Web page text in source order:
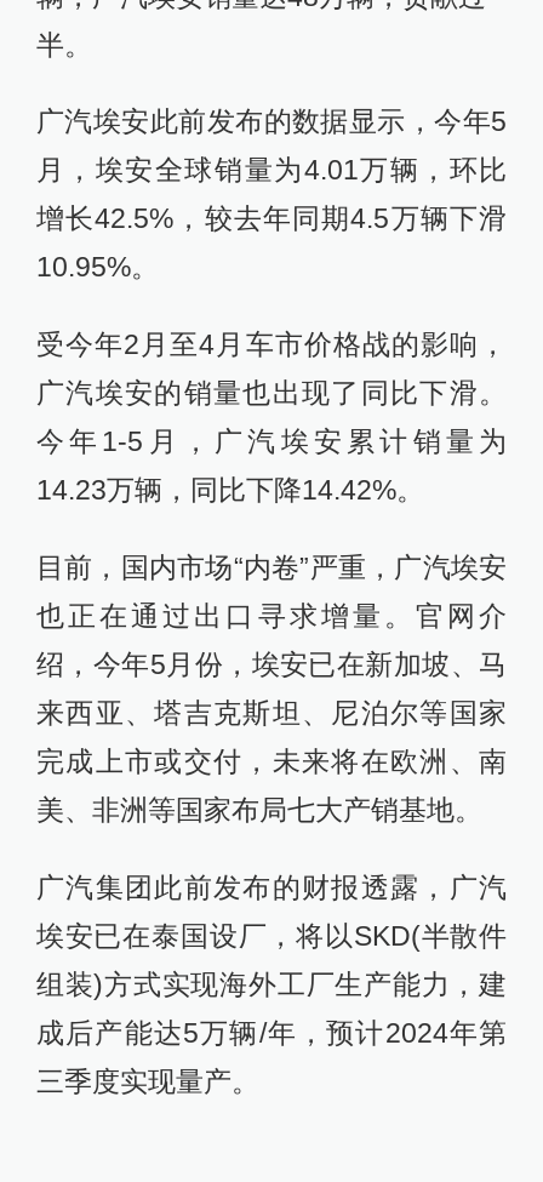
半。
广汽埃安此前发布的数据显示，今年5
月，埃安全球销量为4.01万辆，环比
增长42.5%，较去年同期4.5万辆下滑
10.95%。
受今年2月至4月车市价格战的影响，
广汽埃安的销量也出现了同比下滑。
今年1-5月，广汽埃安累计销量为
14.23万辆，同比下降14.42%。
目前，国内市场“内卷”严重，广汽埃安
也正在通过出口寻求增量。官网介
绍，今年5月份，埃安已在新加坡、马
来西亚、塔吉克斯坦、尼泊尔等国家
完成上市或交付，未来将在欧洲、南
美、非洲等国家布局七大产销基地。
广汽集团此前发布的财报透露，广汽
埃安已在泰国设厂，将以SKD(半散件
组装)方式实现海外工厂生产能力，建
成后产能达5万辆/年，预计2024年第
三季度实现量产。